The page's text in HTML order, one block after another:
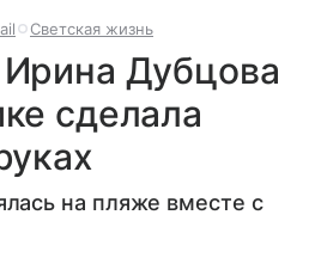
Светская жизнь
Дубцова
сделала
на пляже вместе с